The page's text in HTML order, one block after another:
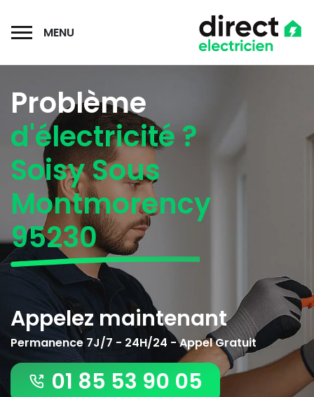
MENU
Problème
d'électricité ?
Soisy Sous
Montmorency
95230
Appelez maintenant
Permanence 7J/7 - 24H/24 - Appel Gratuit
01 85 53 90 05